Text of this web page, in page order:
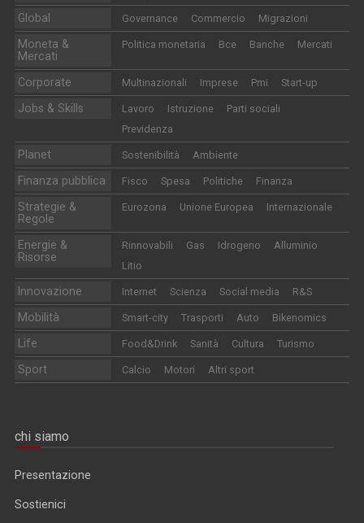
Global Governance Commercio Migrazioni
Moneta &
Mercati
Politica monetaria Bce Banche Mercati
Corporate Multinazionali Imprese Pmi Start-up
Jobs & Skills Lavoro Istruzione
Parti sociali
Previdenza
Planet Sostenibilità Ambiente
Finanza pubblica Fisco Spesa Politiche Finanza
Strategie &
Regole
Eurozona Unione Europea Internazionale
Energie &
Risorse
Rinnovabili Gas Idrogeno
Alluminio
Litio
Innovazione Internet Scienza Social media R&S
Mobilità Smart-city Trasporti Auto Bikenomics
Life Food&Drink Sanità Cultura Turismo
Sport Calcio Motori Altri sport
chi siamo
Presentazione
Sostienici